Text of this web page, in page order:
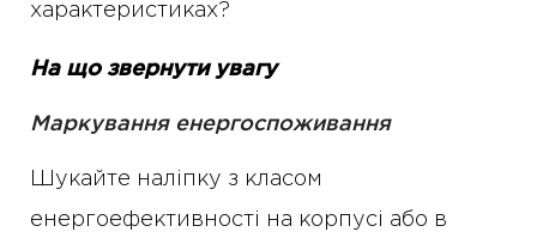
характеристиках?
На що звернути увагу
Маркування енергоспоживання
Шукайте наліпку з класом
енергоефективності на корпусі або в